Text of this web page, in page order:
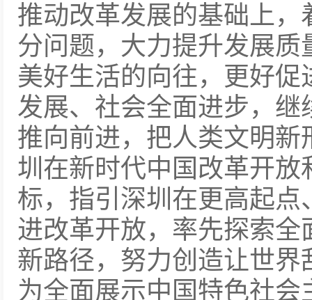
推动改革发展的基础上
分问题，大力提升发展
美好生活的向往，更好
发展、社会全面进步，
推向前进，把人类文明
圳在新时代中国改革开
标，指引深圳在更高起
进改革开放，率先探索
新路径，努力创造让世
为全面展示中国特色社